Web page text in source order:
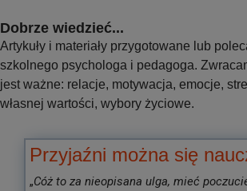
Dobrze wiedzieć...
Artykuły i materiały przygotowane lub
szkolnego psychologa i pedagoga.
jest ważne: relacje, motywacja, emocje,
własnej wartości, wybory życiowe.
Przyjaźni można się
„Cóż to za nieopisana ulga, mieć